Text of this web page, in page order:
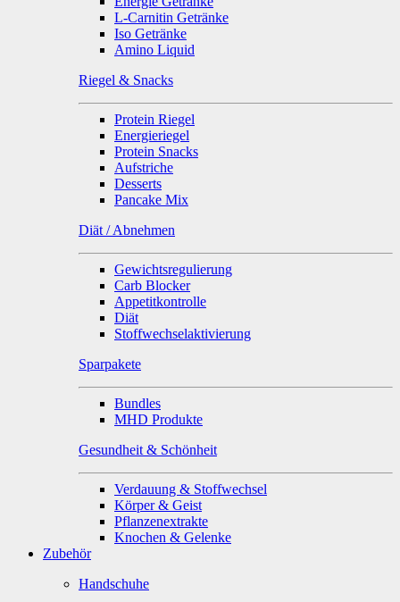
L-Carnitin Getränke
Iso Getränke
Amino Liquid
Riegel & Snacks
Protein Riegel
Energieriegel
Protein Snacks
Aufstriche
Desserts
Pancake Mix
Diät / Abnehmen
Gewichtsregulierung
Carb Blocker
Appetitkontrolle
Diät
Stoffwechselaktivierung
Sparpakete
Bundles
MHD Produkte
Gesundheit & Schönheit
Verdauung & Stoffwechsel
Körper & Geist
Pflanzenextrakte
Knochen & Gelenke
Zubehör
Handschuhe